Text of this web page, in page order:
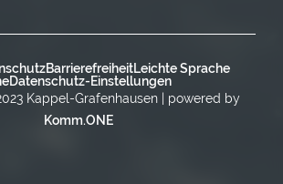
BarrierefreiheitLeichte Sprache
Datenschutz-Einstellungen
Kappel-Grafenhausen | powered by
Komm.ONE